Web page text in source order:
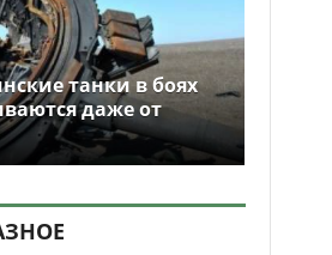
танки в боях
даже от